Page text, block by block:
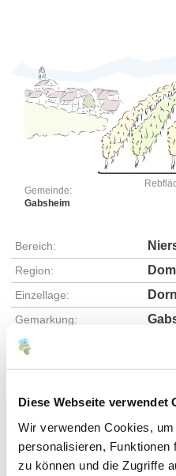
Diese Webseite verwendet
Wir verwenden Cookies,
personalisieren, Funktionen
zu können und die Zugriffe
Gemeinde:
Gabsheim
Bereich:
Region:
Einzellage:
Gemarkung:
LÖSS/